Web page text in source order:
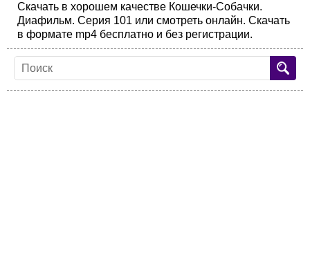
Скачать в хорошем качестве Кошечки-Собачки.
Диафильм. Серия 101 или смотреть онлайн. Скачать
в формате mp4 бесплатно и без регистрации.